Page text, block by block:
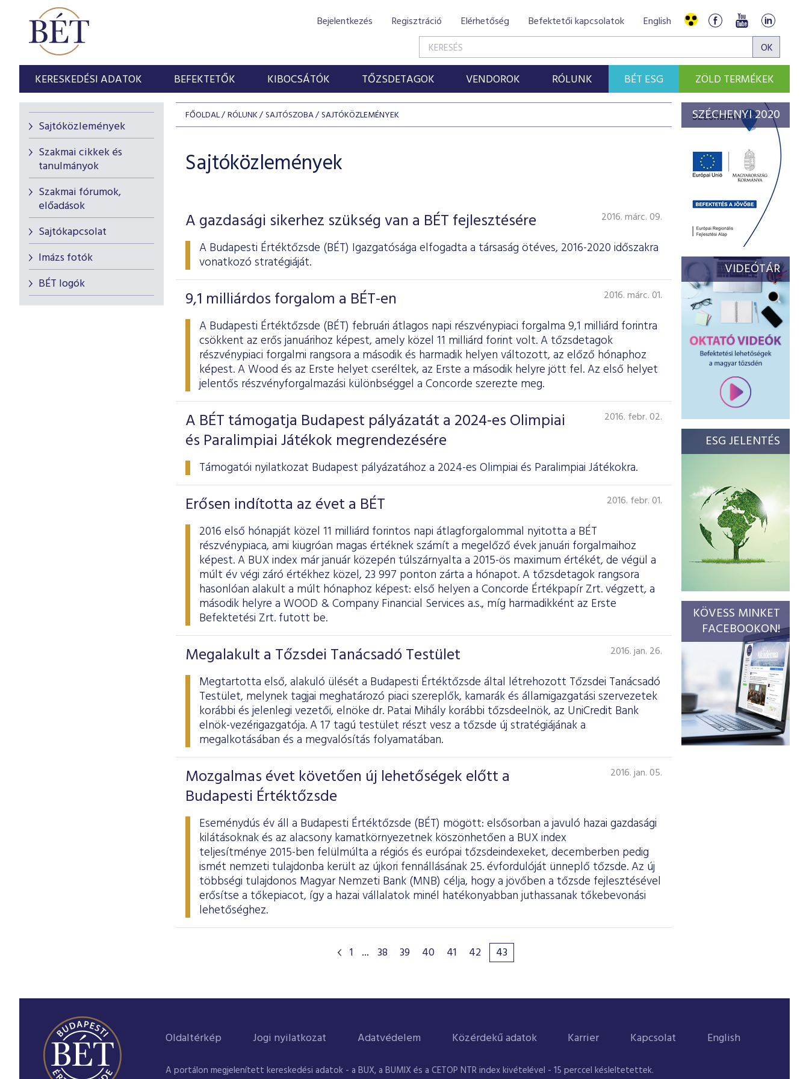
Bejelentkezés Regisztráció Elérhetőség Befektetői kapcsolatok English
KERESKEDÉSI ADATOK BEFEKTETŐK KIBOCSÁTÓK TŐZSDETAGOK VENDOROK RÓLUNK BÉT ESG ZÖLD TERMÉKEK
Sajtóközlemények
Szakmai cikkek és
tanulmányok
Szakmai fórumok,
előadások
Sajtókapcsolat
Imázs fotók
BÉT logók
FŐOLDAL RÓLUNK SAJTÓSZOBA SAJTÓKÖZLEMÉNYEK
Sajtóközlemények
A gazdasági sikerhez szükség van a BÉT fejlesztésére 2016. márc. 09.
A Budapesti Értéktőzsde (BÉT) Igazgatósága elfogadta a társaság ötéves, 2016-2020 időszakra
vonatkozó stratégiáját.
9,1 milliárdos forgalom a BÉT-en 2016. márc. 01.
A Budapesti Értéktőzsde (BÉT) februári átlagos napi részvénypiaci forgalma 9,1 milliárd forintra
csökkent az erős januárihoz képest, amely közel 11 milliárd forint volt. A tőzsdetagok
részvénypiaci forgalmi rangsora a második és harmadik helyen változott, az előző hónaphoz
képest. A Wood és az Erste helyet cseréltek, az Erste a második helyre jött fel. Az első helyet
jelentős részvényforgalmazási különbséggel a Concorde szerezte meg.
A BÉT támogatja Budapest pályázatát a 2024-es Olimpiai
és Paralimpiai Játékok megrendezésére
2016. febr. 02.
Támogatói nyilatkozat Budapest pályázatához a 2024-es Olimpiai és Paralimpiai Játékokra.
Erősen indította az évet a BÉT 2016. febr. 01.
2016 első hónapját közel 11 milliárd forintos napi átlagforgalommal nyitotta a BÉT
részvénypiaca, ami kiugróan magas értéknek számít a megelőző évek januári forgalmaihoz
képest. A BUX index már január közepén túlszárnyalta a 2015-ös maximum értékét, de végül a
múlt év végi záró értékhez közel, 23 997 ponton zárta a hónapot. A tőzsdetagok rangsora
hasonlóan alakult a múlt hónaphoz képest: első helyen a Concorde Értékpapír Zrt. végzett, a
második helyre a WOOD & Company Financial Services a.s., míg harmadikként az Erste
Befektetési Zrt. futott be.
Megalakult a Tőzsdei Tanácsadó Testület 2016. jan. 26.
Megtartotta első, alakuló ülését a Budapesti Értéktőzsde által létrehozott Tőzsdei Tanácsadó
Testület, melynek tagjai meghatározó piaci szereplők, kamarák és államigazgatási szervezetek
korábbi és jelenlegi vezetői, elnöke dr. Patai Mihály korábbi tőzsdeelnök, az UniCredit Bank
elnök-vezérigazgatója. A 17 tagú testület részt vesz a tőzsde új stratégiájának a
megalkotásában és a megvalósítás folyamatában.
Mozgalmas évet követően új lehetőségek előtt a
Budapesti Értéktőzsde
2016. jan. 05.
Eseménydús év áll a Budapesti Értéktőzsde (BÉT) mögött: elsősorban a javuló hazai gazdasági
kilátásoknak és az alacsony kamatkörnyezetnek köszönhetően a BUX index
teljesítménye 2015-ben felülmúlta a régiós és európai tőzsdeindexeket, decemberben pedig
ismét nemzeti tulajdonba került az újkori fennállásának 25. évfordulóját ünneplő tőzsde. Az új
többségi tulajdonos Magyar Nemzeti Bank (MNB) célja, hogy a jövőben a tőzsde fejlesztésével
erősítse a tőkepiacot, így a hazai vállalatok minél hatékonyabban juthassanak tőkebevonási
lehetőséghez.
1 ... 38 39 40 41 42 43
SZÉCHENYI 2020
VIDEÓTÁR
ESG JELENTÉS
KÖVESS MINKET
FACEBOOKON!
Oldaltérkép Jogi nyilatkozat Adatvédelem Közérdekű adatok Karrier Kapcsolat English
A portálon megjelenített kereskedési adatok - a BUX, a BUMIX és a CETOP NTR index kivételével - 15 perccel késleltetettek.